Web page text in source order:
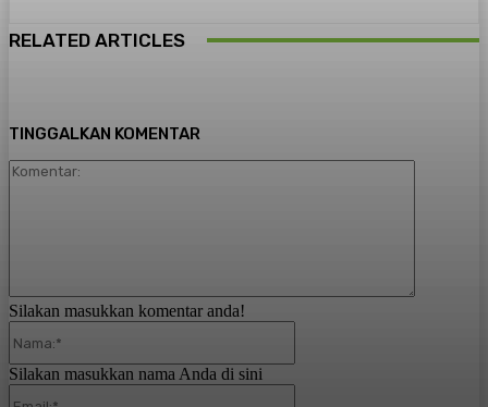
RELATED ARTICLES
TINGGALKAN KOMENTAR
Silakan masukkan komentar anda!
Silakan masukkan nama Anda di sini